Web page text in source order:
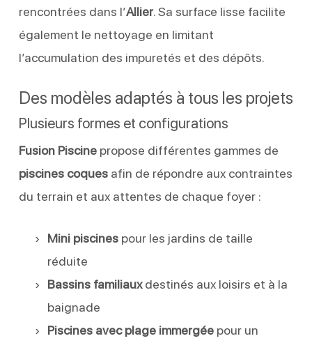
rencontrées dans l’Allier. Sa surface lisse facilite
également le nettoyage en limitant
l’accumulation des impuretés et des dépôts.
Des modèles adaptés à tous les projets
Plusieurs formes et configurations
Fusion Piscinepropose différentes gammes de
piscines coquesafin de répondre aux contraintes
du terrain et aux attentes de chaque foyer :
Mini piscinespour les jardins de taille
réduite
Bassins familiauxdestinés aux loisirs et à la
baignade
Piscines avec plage immergéepour un